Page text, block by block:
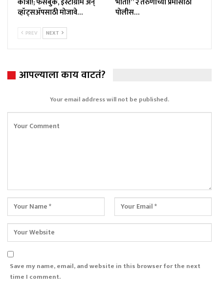
व्हॉट्सॲपसाठी मोजावे…
पोलीस…
PREV NEXT
आपल्याला काय वाटतं?
Your email address will not be published.
Save my name, email, and website in this browser for the next
time I comment.